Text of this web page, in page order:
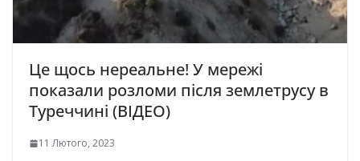
Це щось нереальне! У мережі
показали розломи після землетрусу в
Туреччині (ВІДЕО)
11 Лютого, 2023